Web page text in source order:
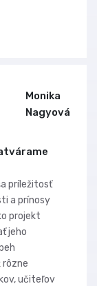
Monika
Nagyová
príležitosť
a prínosy
projekt
jeho
učiteľov